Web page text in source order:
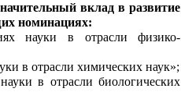
вклад в развитие
номинациях:
науки в отрасли физико-
в отрасли химических наук»;
в отрасли биологических